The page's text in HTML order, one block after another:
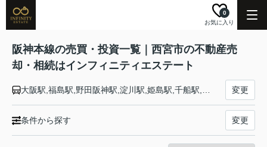
お気に入り
0
阪神本線の売買・投資一覧｜西宮市の不動産売
却・相続はインフィニティエステート
変更
条件から探す 変更